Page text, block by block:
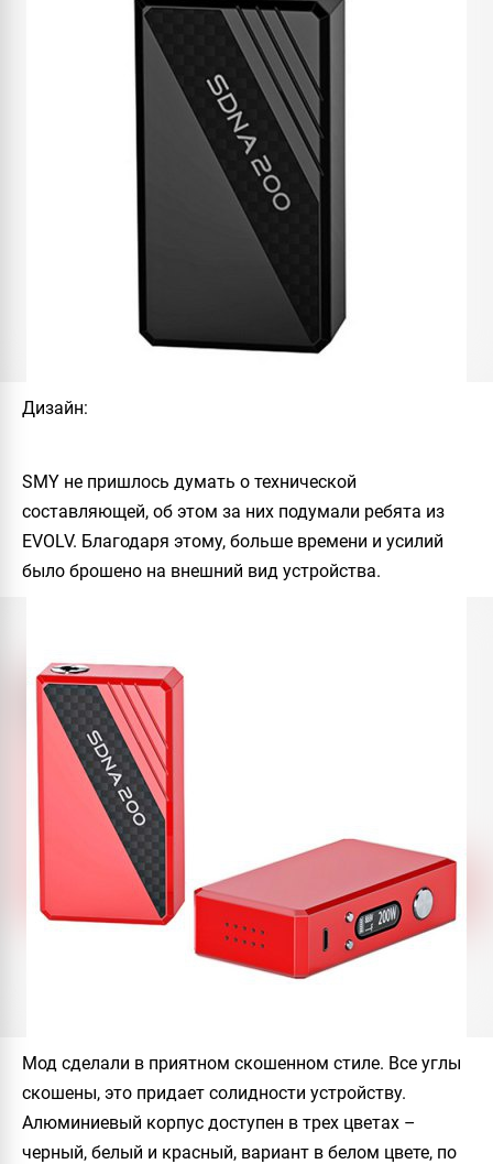
Дизайн:
SMY не пришлось думать о технической
составляющей, об этом за них подумали ребята из
EVOLV. Благодаря этому, больше времени и усилий
было брошено на внешний вид устройства.
Мод сделали в приятном скошенном стиле. Все углы
скошены, это придает солидности устройству.
Алюминиевый корпус доступен в трех цветах –
черный, белый и красный, вариант в белом цвете, по